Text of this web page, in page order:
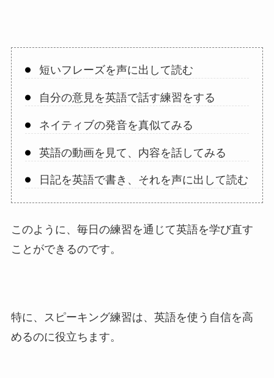
短いフレーズを声に出して読む
自分の意見を英語で話す練習をする
ネイティブの発音を真似てみる
英語の動画を見て、内容を話してみる
日記を英語で書き、それを声に出して読む
このように、毎日の練習を通じて英語を学び直す
ことができるのです。
特に、スピーキング練習は、英語を使う自信を高
めるのに役立ちます。